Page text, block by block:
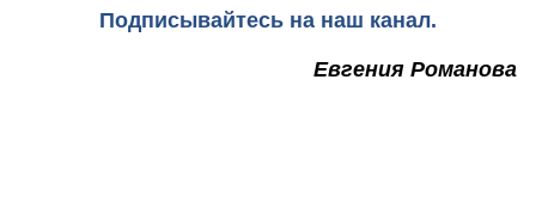
Подписывайтесь на наш канал.
Евгения Романова